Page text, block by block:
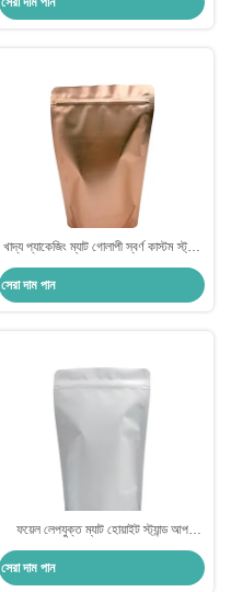
খাদ্য প্যাকেজিং ম্যাট গোলাপী স্বর্ণ কাস্টম স্ট্যান্ড
আপ প্যাকেজ Ziplock doypack সঙ্গে ব্যাগ
সেরা দাম পান
ফয়েল লেপযুক্ত ম্যাট হোয়াইট স্ট্যান্ড আপ
প্যাকেজ প্যাকেজিং
সেরা দাম পান